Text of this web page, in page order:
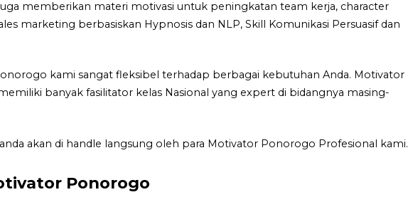
memberikan materi motivasi untuk peningkatan team kerja, character
marketing berbasiskan Hypnosis dan NLP, Skill Komunikasi Persuasif dan
kami sangat fleksibel terhadap berbagai kebutuhan Anda. Motivator
banyak fasilitator kelas Nasional yang expert di bidangnya masing-
akan di handle langsung oleh para Motivator Ponorogo Profesional kami.
Ponorogo